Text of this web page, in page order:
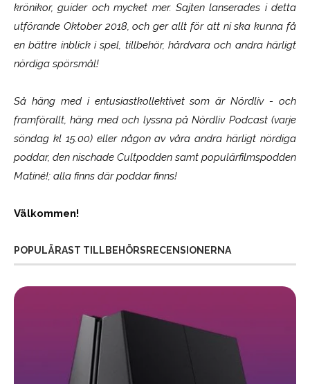
krönikor, guider och mycket mer. Sajten lanserades i detta
utförande Oktober 2018, och ger allt för att ni ska kunna få
en bättre inblick i spel, tillbehör, hårdvara och andra härligt
nördiga spörsmål!
Så häng med i entusiastkollektivet som ärNördliv- och
framförallt, häng med och lyssna på Nördliv Podcast (varje
söndag kl 15.00) eller någon av våra andra härligt nördiga
poddar, den nischade Cultpodden samt populärfilmspodden
Matiné!; alla finns där poddar finns!
Välkommen!
POPULÄRAST TILLBEHÖRSRECENSIONERNA